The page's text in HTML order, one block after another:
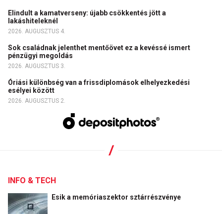
Elindult a kamatverseny: újabb csökkentés jött a
lakáshiteleknél
2026. AUGUSZTUS 4.
Sok családnak jelenthet mentőövet ez a kevéssé ismert
pénzügyi megoldás
2026. AUGUSZTUS 3.
Óriási különbség van a frissdiplomások elhelyezkedési
esélyei között
2026. AUGUSZTUS 2.
INFO & TECH
Esik a memóriaszektor sztárrészvénye